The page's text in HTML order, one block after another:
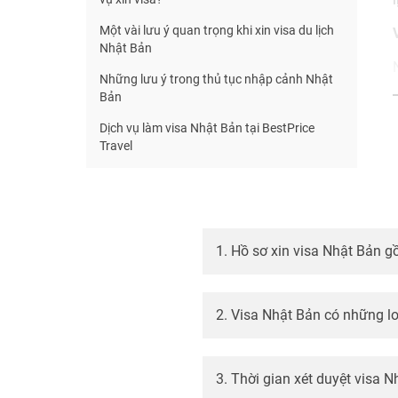
Một vài lưu ý quan trọng khi xin visa du lịch
Nhật Bản
Những lưu ý trong thủ tục nhập cảnh Nhật
Bản
Dịch vụ làm visa Nhật Bản tại BestPrice
Travel
1. Hồ sơ xin visa Nhật Bản
2. Visa Nhật Bản có những
3. Thời gian xét duyệt visa